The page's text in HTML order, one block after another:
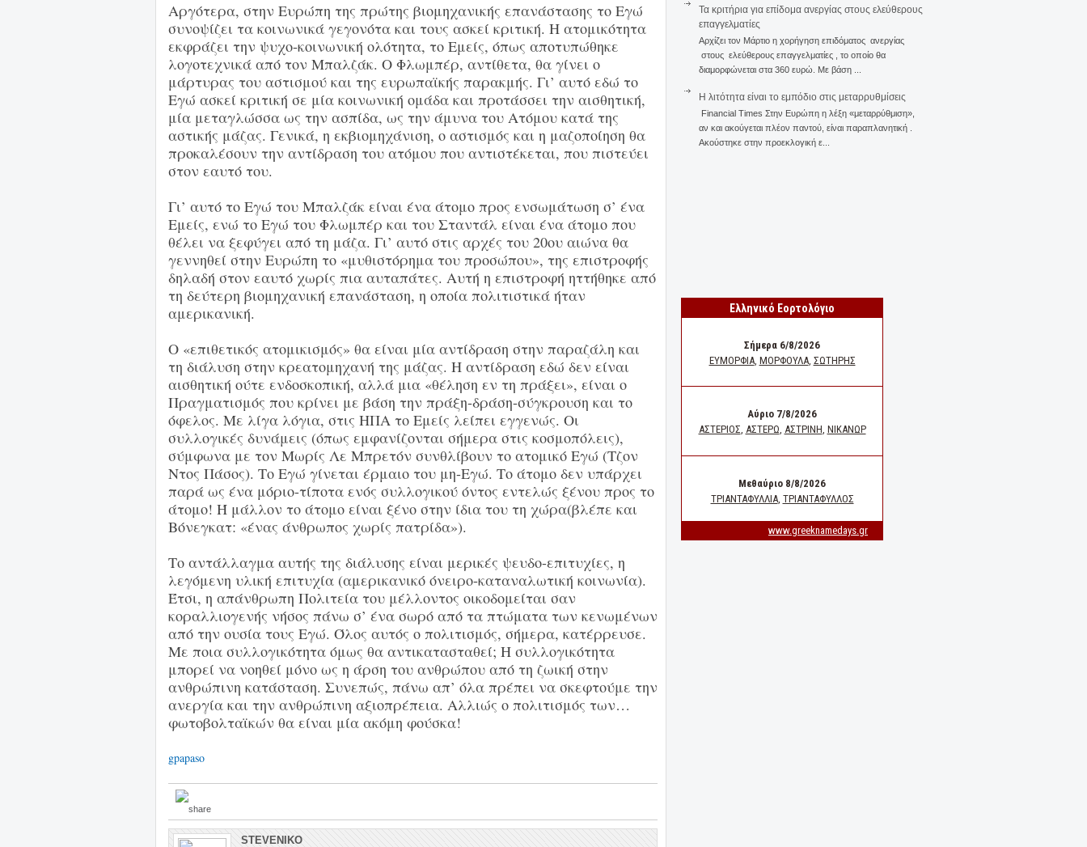
Αργότερα, στην Ευρώπη της πρώτης βιομηχανικής επανάστασης το Εγώ
συνοψίζει τα κοινωνικά γεγονότα και τους ασκεί κριτική. Η ατομικότητα
εκφράζει την ψυχο-κοινωνική ολότητα, το Εμείς, όπως αποτυπώθηκε
λογοτεχνικά από τον Μπαλζάκ. Ο Φλωμπέρ, αντίθετα, θα γίνει ο
μάρτυρας του αστισμού και της ευρωπαϊκής παρακμής. Γι’ αυτό εδώ το
Εγώ ασκεί κριτική σε μία κοινωνική ομάδα και προτάσσει την αισθητική,
μία μεταγλώσσα ως την ασπίδα, ως την άμυνα του Ατόμου κατά της
αστικής μάζας. Γενικά, η εκβιομηχάνιση, ο αστισμός και η μαζοποίηση θα
προκαλέσουν την αντίδραση του ατόμου που αντιστέκεται, που πιστεύει
στον εαυτό του.
Γι’ αυτό το Εγώ του Μπαλζάκ είναι ένα άτομο προς ενσωμάτωση σ’ ένα
Εμείς, ενώ το Εγώ του Φλωμπέρ και του Σταντάλ είναι ένα άτομο που
θέλει να ξεφύγει από τη μάζα. Γι’ αυτό στις αρχές του 20ου αιώνα θα
γεννηθεί στην Ευρώπη το «μυθιστόρημα του προσώπου», της επιστροφής
δηλαδή στον εαυτό χωρίς πια αυταπάτες. Αυτή η επιστροφή ηττήθηκε από
τη δεύτερη βιομηχανική επανάσταση, η οποία πολιτιστικά ήταν
αμερικανική.
Ο «επιθετικός ατομικισμός» θα είναι μία αντίδραση στην παραζάλη και
τη διάλυση στην κρεατομηχανή της μάζας. Η αντίδραση εδώ δεν είναι
αισθητική ούτε ενδοσκοπική, αλλά μια «θέληση εν τη πράξει», είναι ο
Πραγματισμός που κρίνει με βάση την πράξη-δράση-σύγκρουση και το
όφελος. Με λίγα λόγια, στις ΗΠΑ το Εμείς λείπει εγγενώς. Οι
συλλογικές δυνάμεις (όπως εμφανίζονται σήμερα στις κοσμοπόλεις),
σύμφωνα με τον Μωρίς Λε Μπρετόν συνθλίβουν το ατομικό Εγώ (Τζον
Ντος Πάσος). Το Εγώ γίνεται έρμαιο του μη-Εγώ. Το άτομο δεν υπάρχει
παρά ως ένα μόριο-τίποτα ενός συλλογικού όντος εντελώς ξένου προς το
άτομο! Ή μάλλον το άτομο είναι ξένο στην ίδια του τη χώρα(βλέπε και
Βόνεγκατ: «ένας άνθρωπος χωρίς πατρίδα»).
Το αντάλλαγμα αυτής της διάλυσης είναι μερικές ψευδο-επιτυχίες, η
λεγόμενη υλική επιτυχία (αμερικανικό όνειρο-καταναλωτική κοινωνία).
Έτσι, η απάνθρωπη Πολιτεία του μέλλοντος οικοδομείται σαν
κοραλλιογενής νήσος πάνω σ’ ένα σωρό από τα πτώματα των κενωμένων
από την ουσία τους Εγώ. Όλος αυτός ο πολιτισμός, σήμερα, κατέρρευσε.
Με ποια συλλογικότητα όμως θα αντικατασταθεί; Η συλλογικότητα
μπορεί να νοηθεί μόνο ως η άρση του ανθρώπου από τη ζωική στην
ανθρώπινη κατάσταση. Συνεπώς, πάνω απ’ όλα πρέπει να σκεφτούμε την
ανεργία και την ανθρώπινη αξιοπρέπεια. Αλλιώς ο πολιτισμός των…
φωτοβολταϊκών θα είναι μία ακόμη φούσκα!
gpapaso
STEVENIKO
Τα κριτήρια για επίδομα ανεργίας στους ελεύθερους
επαγγελματίες
Αρχίζει τον Μάρτιο η χορήγηση επιδόματος ανεργίας
στους ελεύθερους επαγγελματίες , το οποίο θα
διαμορφώνεται στα 360 ευρώ. Με βάση ...
Η λιτότητα είναι το εμπόδιο στις μεταρρυθμίσεις
Financial Times Στην Ευρώπη η λέξη «μεταρρύθμιση»,
αν και ακούγεται πλέον παντού, είναι παραπλανητική .
Ακούστηκε στην προεκλογική ε...